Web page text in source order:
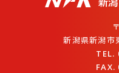
新潟県新潟市
TEL.
FAX.